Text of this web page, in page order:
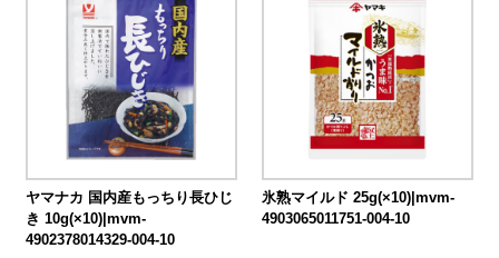
ヤマナカ 国内産もっちり長ひじ
き 10g(×10)|mvm-
4902378014329-004-10
氷熟マイルド 25g(×10)|mvm-
4903065011751-004-10